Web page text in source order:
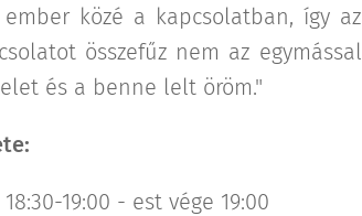
közé a kapcsolatban, így az
összefűz nem az egymással
és a benne lelt öröm."
19:00 - est vége 19:00